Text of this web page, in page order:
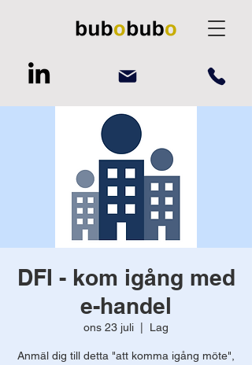
DFI - kom igång med
e-handel
ons 23 juli Lag
Anmäl dig till detta "att komma igång möte",